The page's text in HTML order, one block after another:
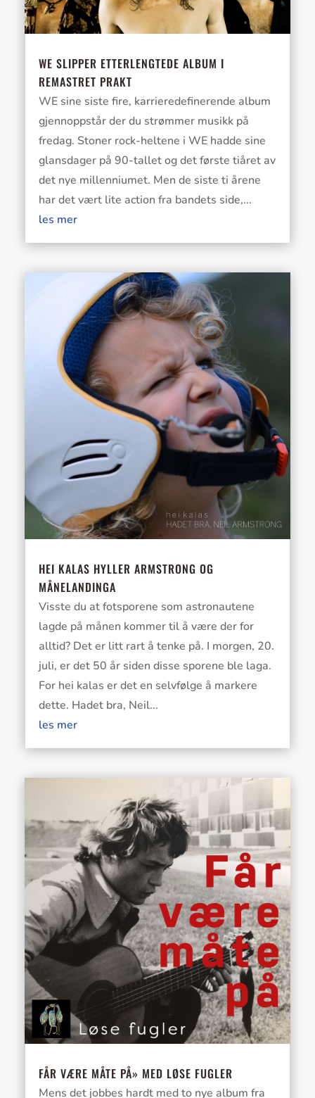
WE SLIPPER ETTERLENGTEDE ALBUM I
REMASTRET PRAKT
WE sine siste fire, karrieredefinerende album
gjennoppstår der du strømmer musikk på
fredag. Stoner rock-heltene i WE hadde sine
glansdager på 90-tallet og det første tiåret av
det nye millenniumet. Men de siste ti årene
har det vært lite action fra bandets side,...
les mer
HEI KALAS HYLLER ARMSTRONG OG
MÅNELANDINGA
Visste du at fotsporene som astronautene
lagde på månen kommer til å være der for
alltid? Det er litt rart å tenke på. I morgen, 20.
juli, er det 50 år siden disse sporene ble laga.
For hei kalas er det en selvfølge å markere
dette. Hadet bra, Neil...
les mer
FÅR VÆRE MÅTE PÅ» MED LØSE FUGLER
Mens det jobbes hardt med to nye album fra